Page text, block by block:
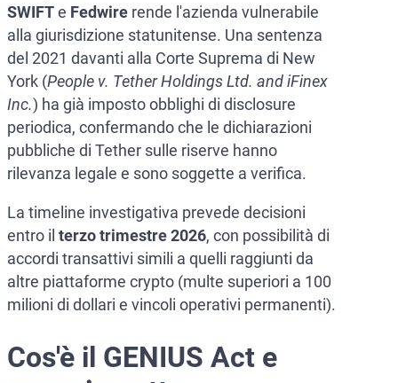
SWIFTe Fedwire rende l'azienda vulnerabile
alla giurisdizione statunitense. Una sentenza
del 2021 davanti alla Corte Suprema di New
York (People v. Tether Holdings Ltd. and iFinex
Inc.) ha già imposto obblighi di disclosure
periodica, confermando che le dichiarazioni
pubbliche di Tether sulle riserve hanno
rilevanza legale e sono soggette a verifica.
La timeline investigativa prevede decisioni
entro il terzo trimestre 2026, con possibilità di
accordi transattivi simili a quelli raggiunti da
altre piattaforme crypto (multe superiori a 100
milioni di dollari e vincoli operativi permanenti).
Cos'è il GENIUS Act e